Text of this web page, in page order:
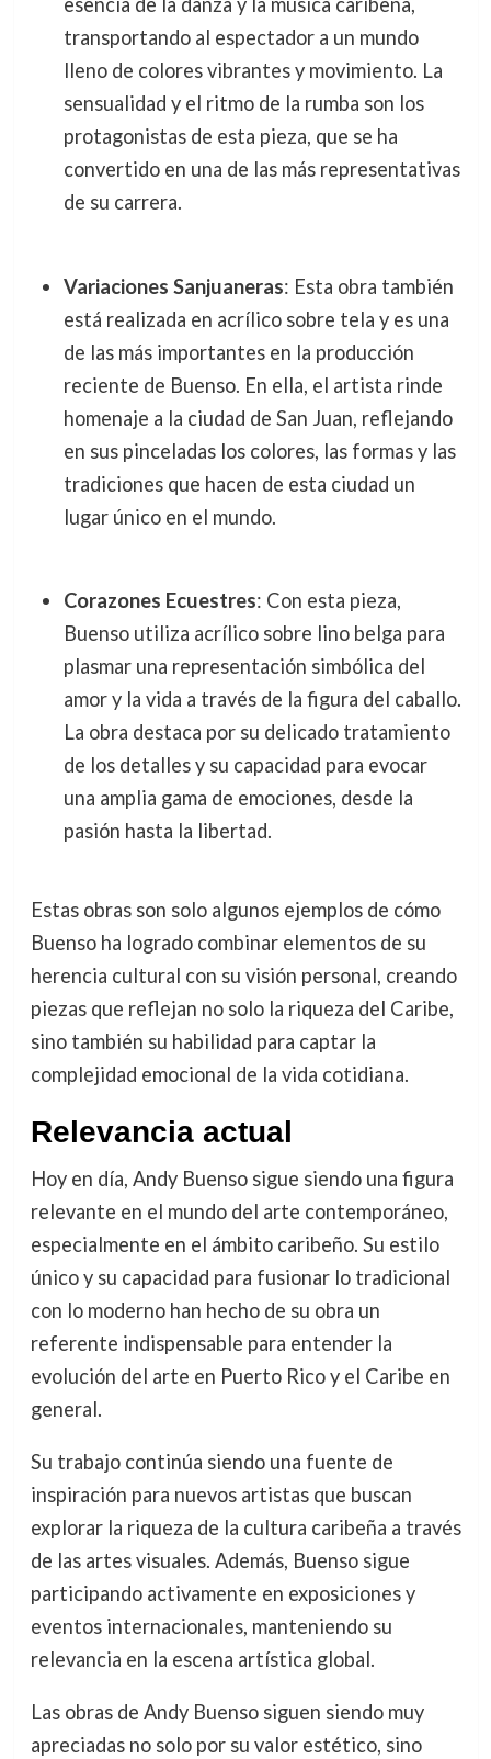
transportando al espectador a un mundo
lleno de colores vibrantes y movimiento. La
sensualidad y el ritmo de la rumba son los
protagonistas de esta pieza, que se ha
convertido en una de las más representativas
de su carrera.
Variaciones Sanjuaneras: Esta obra también
está realizada en acrílico sobre tela y es una
de las más importantes en la producción
reciente de Buenso. En ella, el artista rinde
homenaje a la ciudad de San Juan, reflejando
en sus pinceladas los colores, las formas y las
tradiciones que hacen de esta ciudad un
lugar único en el mundo.
Corazones Ecuestres: Con esta pieza,
Buenso utiliza acrílico sobre lino belga para
plasmar una representación simbólica del
amor y la vida a través de la figura del caballo.
La obra destaca por su delicado tratamiento
de los detalles y su capacidad para evocar
una amplia gama de emociones, desde la
pasión hasta la libertad.
Estas obras son solo algunos ejemplos de cómo
Buenso ha logrado combinar elementos de su
herencia cultural con su visión personal, creando
piezas que reflejan no solo la riqueza del Caribe,
sino también su habilidad para captar la
complejidad emocional de la vida cotidiana.
Relevancia actual
Hoy en día, Andy Buenso sigue siendo una figura
relevante en el mundo del arte contemporáneo,
especialmente en el ámbito caribeño. Su estilo
único y su capacidad para fusionar lo tradicional
con lo moderno han hecho de su obra un
referente indispensable para entender la
evolución del arte en Puerto Rico y el Caribe en
general.
Su trabajo continúa siendo una fuente de
inspiración para nuevos artistas que buscan
explorar la riqueza de la cultura caribeña a través
de las artes visuales. Además, Buenso sigue
participando activamente en exposiciones y
eventos internacionales, manteniendo su
relevancia en la escena artística global.
Las obras de Andy Buenso siguen siendo muy
apreciadas no solo por su valor estético, sino